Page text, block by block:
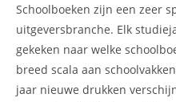
Schoolboeken zijn een zeer
uitgeversbranche. Elk
gekeken naar welke
breed scala aan
jaar nieuwe drukken